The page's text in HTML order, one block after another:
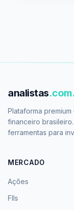
analistas
Plataforma
financeiro
ferramentas para
MERCADO
Ações
FIIs